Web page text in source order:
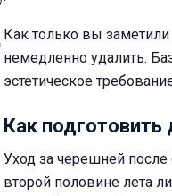
Как только вы
немедленно удалить.
эстетическое
Как
Уход за черешней
второй половине лета